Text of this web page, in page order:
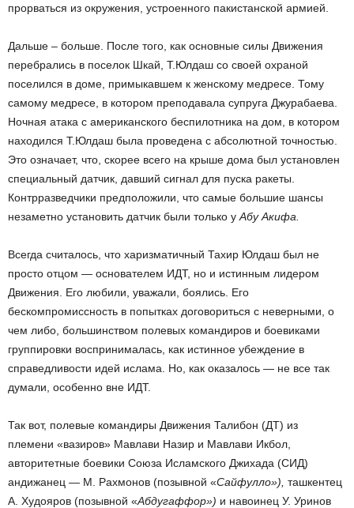
прорваться из окружения, устроенного пакистанской армией.
Дальше – больше. После того, как основные силы Движения
перебрались в поселок Шкай, Т.Юлдаш со своей охраной
поселился в доме, примыкавшем к женскому медресе. Тому
самому медресе, в котором преподавала супруга Джурабаева.
Ночная атака с американского беспилотника на дом, в котором
находился Т.Юлдаш была проведена с абсолютной точностью.
Это означает, что, скорее всего на крыше дома был установлен
специальный датчик, давший сигнал для пуска ракеты.
Контрразведчики предположили, что самые большие шансы
незаметно установить датчик были только у Абу Акифа.
Всегда считалось, что харизматичный Тахир Юлдаш был не
просто отцом — основателем ИДТ, но и истинным лидером
Движения. Его любили, уважали, боялись. Его
бескомпромиссность в попытках договориться с неверными, о
чем либо, большинством полевых командиров и боевиками
группировки воспринималась, как истинное убеждение в
справедливости идей ислама. Но, как оказалось — не все так
думали, особенно вне ИДТ.
Так вот, полевые командиры Движения Талибон (ДТ) из
племени «вазиров» Мавлави Назир и Мавлави Икбол,
авторитетные боевики Союза Исламского Джихада (СИД)
андижанец — М. Рахмонов (позывной «Сайфулло»), ташкентец
А. Худояров (позывной «Абдугаффор») и навоинец У. Уринов